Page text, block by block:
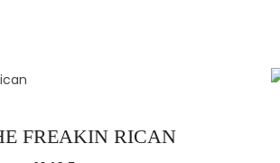
FREAKIN RICAN